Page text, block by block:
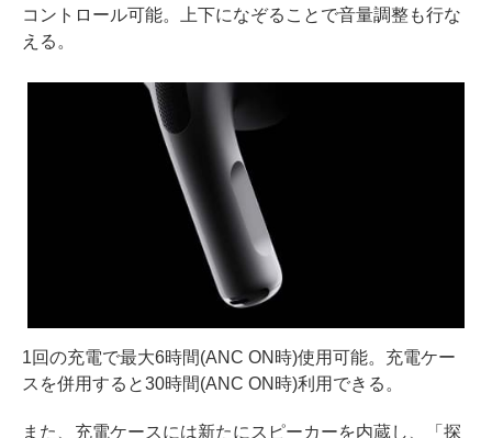
コントロール可能。上下になぞることで音量調整も行な
える。
1回の充電で最大6時間(ANC ON時)使用可能。充電ケー
スを併用すると30時間(ANC ON時)利用できる。
また、充電ケースには新たにスピーカーを内蔵し、「探